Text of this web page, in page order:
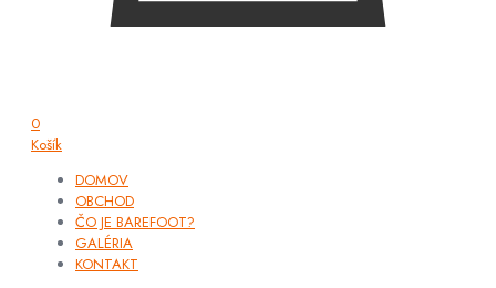
0
Košík
DOMOV
OBCHOD
ČO JE BAREFOOT?
GALÉRIA
KONTAKT